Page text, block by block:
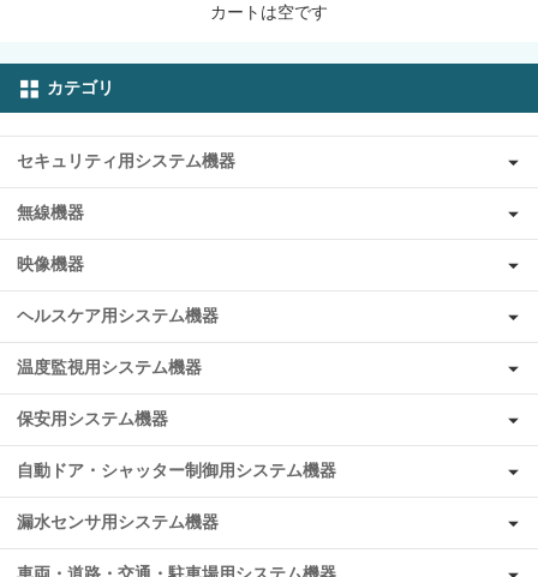
カートは空です
カテゴリ
セキュリティ用システム機器
無線機器
映像機器
ヘルスケア用システム機器
温度監視用システム機器
保安用システム機器
自動ドア・シャッター制御用システム機器
漏水センサ用システム機器